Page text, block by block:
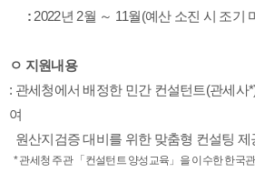
      :
2022년 2월 ～ 11월(예산 소진 시 조기
ㅇ 지원내용
: 관세청에서 배정한 민간 컨설턴트(관세사
여
원산지검증 대비를 위한 맞춤형 컨설팅 제
  * 관세청 주관 「컨설턴트 양성교육」을 이수한
한국